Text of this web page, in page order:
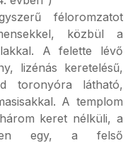
féloromzatot
közbül a
A felette lévő
lizénás keretelésű,
toronyóra látható,
A templom
keret nélküli, a
egy, a felső